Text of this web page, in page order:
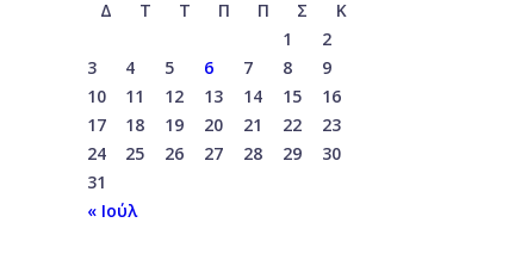
Δ
Τ Τ Π Π Σ
Κ
1
2
3
4 5 6 7 8
9
10
11 12 13 14 15
16
17
18 19 20 21 22
23
24
25 26 27 28 29
30
31
« Ιούλ